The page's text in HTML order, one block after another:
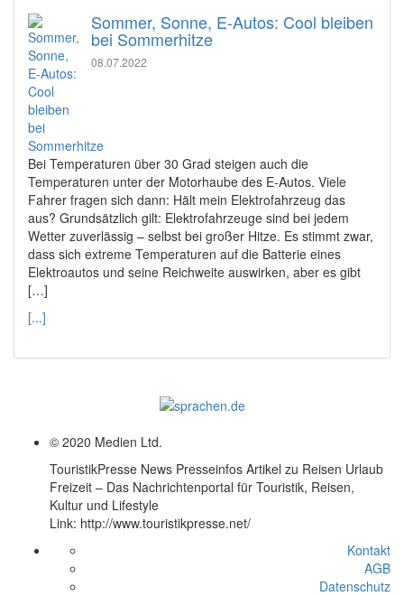
Sommer, Sonne, E-Autos: Cool bleiben
bei Sommerhitze
08.07.2022
Bei Temperaturen über 30 Grad steigen auch die
Temperaturen unter der Motorhaube des E-Autos. Viele
Fahrer fragen sich dann: Hält mein Elektrofahrzeug das
aus? Grundsätzlich gilt: Elektrofahrzeuge sind bei jedem
Wetter zuverlässig – selbst bei großer Hitze. Es stimmt zwar,
dass sich extreme Temperaturen auf die Batterie eines
Elektroautos und seine Reichweite auswirken, aber es gibt
[…]
[...]
© 2020 Medien Ltd.
TouristikPresse News Presseinfos Artikel zu Reisen Urlaub
Freizeit – Das Nachrichtenportal für Touristik, Reisen,
Kultur und Lifestyle
Link: http://www.touristikpresse.net/
Kontakt
AGB
Datenschutz